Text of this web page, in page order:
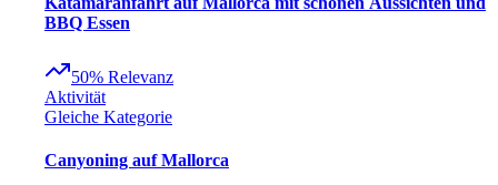
BBQ Essen
50% Relevanz
Aktivität
Gleiche Kategorie
Canyoning auf Mallorca